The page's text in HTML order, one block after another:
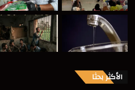
الأكثر بحثا